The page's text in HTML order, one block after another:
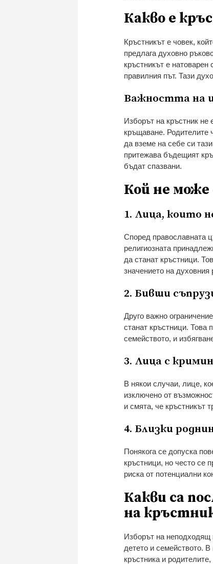
Какво е
Кръстникът е човек,
предлага духовно
кръстникът е
правилния път. Тази
Важността на
Изборът на кръстник не
кръщаване. Родителите
да вземе на себе си
притежава бъдещият
бъдат спазвани.
Кой не може
1. Лица, които
Според православната
религиозната
да станат кръстници.
значението на духовния
2. Бивши
Друго важно
станат кръстници. Това
семейството, и
3. Лица с
В някои случаи, лице,
изключено от
и смята, че кръстникът
4. Близки
Понякога се допуска
кръстници, но често се
риска от потенциални
Какви са
на
Изборът на неподходящ
детето и семейството.
кръстника и